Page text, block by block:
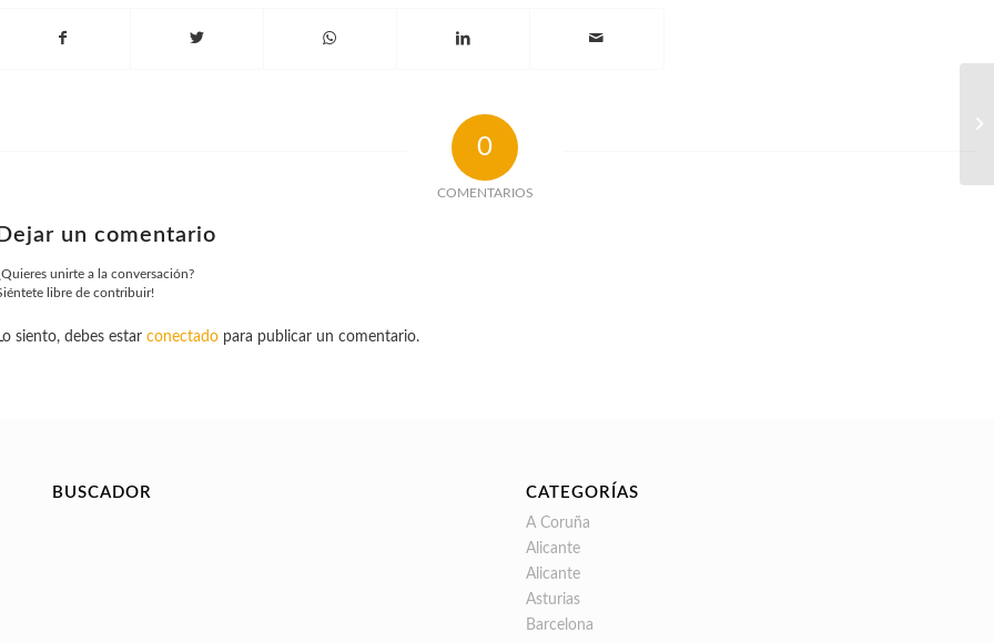
0
COMENTARIOS
Dejar un comentario
unirte a la conversación?
libre de contribuir!
siento, debes estar conectadopara publicar un comentario.
BUSCADOR CATEGORÍAS
A Coruña
Alicante
Alicante
Asturias
Barcelona